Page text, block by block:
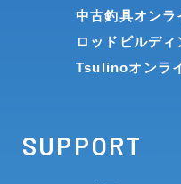
中古釣具オンラ
ロッドビルデ
Tsulinoオンラ
SUPPORT